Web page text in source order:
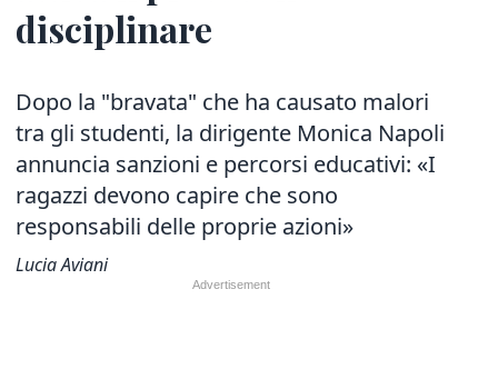
disciplinare
Dopo la "bravata" che ha causato malori
tra gli studenti, la dirigente Monica Napoli
annuncia sanzioni e percorsi educativi: «I
ragazzi devono capire che sono
responsabili delle proprie azioni»
Lucia Aviani